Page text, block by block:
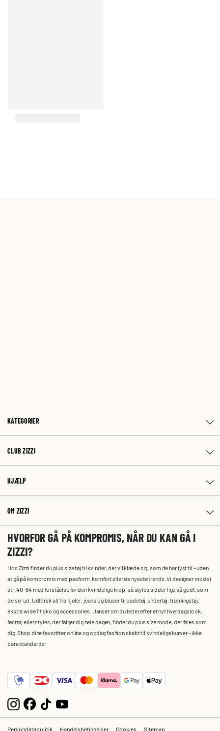
KATEGORIER
CLUB ZIZZI
HJÆLP
OM ZIZZI
HVORFOR GÅ PÅ KOMPROMIS, NÅR DU KAN GÅ I
ZIZZI?
Hos Zizzi finder du plus size tøj til kvinder, der vil klæde sig, som de har lyst til – uden
at gå på kompromis med pasform, komfort eller de nyeste trends. Vi designer mode i
str. 40-64 med forståelse for den kvindelige krop, så styles sidder lige så godt, som
de ser ud. Udforsk alt fra kjoler, jeans og bluser til badetøj, undertøj, træningstøj,
ekstra wide fit sko og accessories. Uanset om du leder efter et nyt hverdagslook,
festtøj eller styles, der følger dig hele dagen, finder du plus size mode, der føles som
dig. Shop dine favoritter online og opdag fashion skabt til kvindelige kurver – ikke
bare standarder.
Persondatapolitik Handelsbetingelser Cookies Sitemap